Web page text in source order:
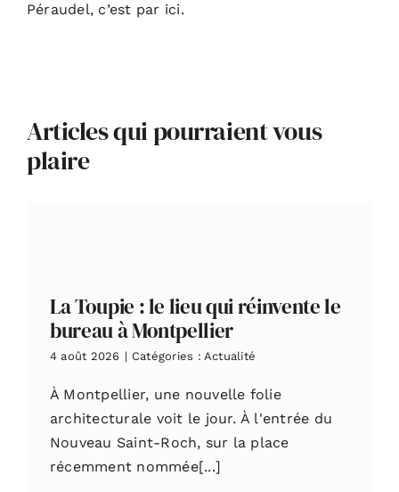
Péraudel, c’est par ici.
Articles qui pourraient vous
plaire
La Toupie : le lieu qui réinvente le
bureau à Montpellier
4 août 2026 | Catégories : Actualité
À Montpellier, une nouvelle folie
architecturale voit le jour. À l'entrée du
Nouveau Saint-Roch, sur la place
récemment nommée[...]